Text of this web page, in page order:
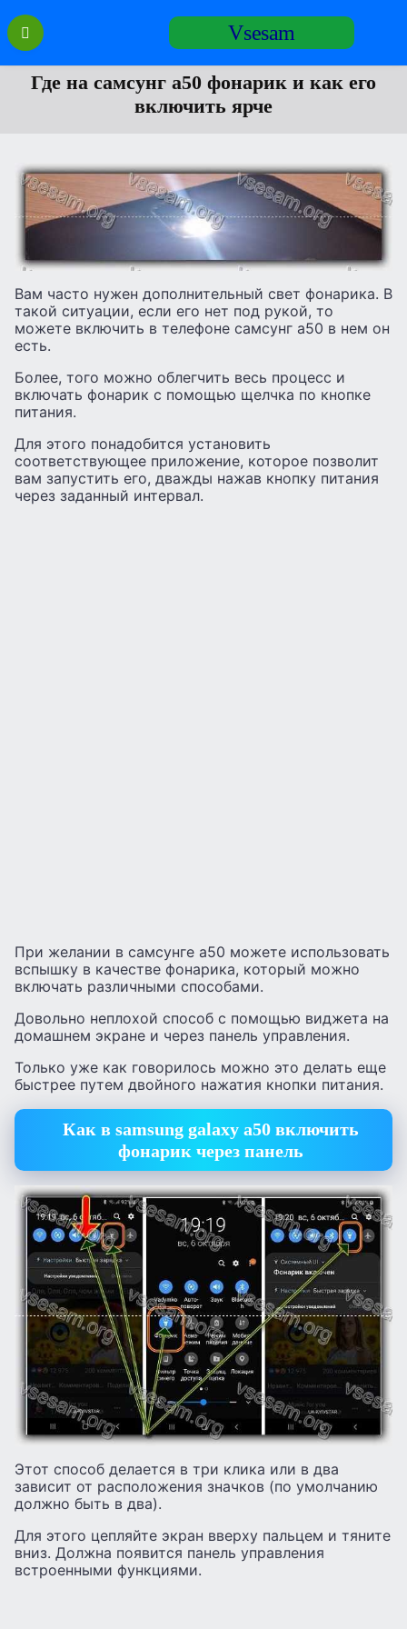
Перейти
содержанию
Vsesam
Где на самсунг а50 фонарик и как его
включить ярче
Вам часто нужен дополнительный свет фонарика. В
такой ситуации, если его нет под рукой, то
можете включить в телефоне самсунг а50 в нем он
есть.
Более, того можно облегчить весь процесс и
включать фонарик с помощью щелчка по кнопке
питания.
Для этого понадобится установить
соответствующее приложение, которое позволит
вам запустить его, дважды нажав кнопку питания
через заданный интервал.
При желании в самсунге а50 можете использовать
вспышку в качестве фонарика, который можно
включать различными способами.
Довольно неплохой способ с помощью виджета на
домашнем экране и через панель управления.
Только уже как говорилось можно это делать еще
быстрее путем двойного нажатия кнопки питания.
Как в samsung galaxy a50 включить
фонарик через панель
Этот способ делается в три клика или в два
зависит от расположения значков (по умолчанию
должно быть в два).
Для этого цепляйте экран вверху пальцем и тяните
вниз. Должна появится панель управления
встроенными функциями.